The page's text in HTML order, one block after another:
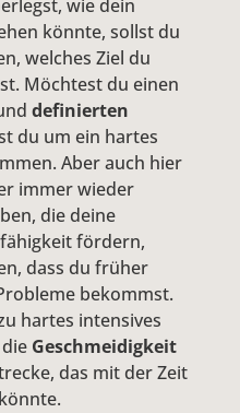
wie dein
könnte, sollst du
welches Ziel du
Möchtest du einen
definierten
du um ein hartes
Aber auch hier
immer wieder
die deine
fördern,
dass du früher
bekommst.
hartes intensives
Geschmeidigkeit
das mit der Zeit